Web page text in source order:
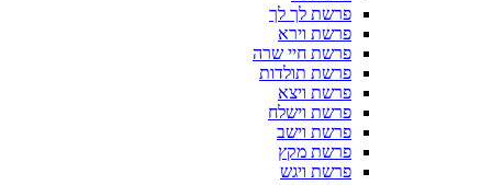
פרשת לך לך
פרשת וירא
פרשת חיי שרה
פרשת תולדות
פרשת ויצא
פרשת וישלח
פרשת וישב
פרשת מקץ
פרשת ויגש